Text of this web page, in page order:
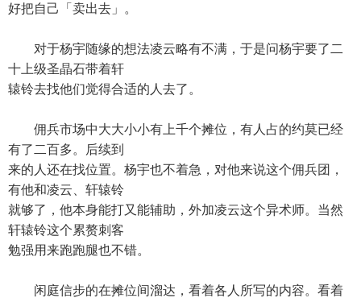
好把自己「卖出去」。
对于杨宇随缘的想法凌云略有不满，于是问杨宇要了二
十上级圣晶石带着轩
辕铃去找他们觉得合适的人去了。
佣兵市场中大大小小有上千个摊位，有人占的约莫已经
有了二百多。后续到
来的人还在找位置。杨宇也不着急，对他来说这个佣兵团，
有他和凌云、轩辕铃
就够了，他本身能打又能辅助，外加凌云这个异术师。当然
轩辕铃这个累赘刺客
勉强用来跑跑腿也不错。
闲庭信步的在摊位间溜达，看着各人所写的内容。看着